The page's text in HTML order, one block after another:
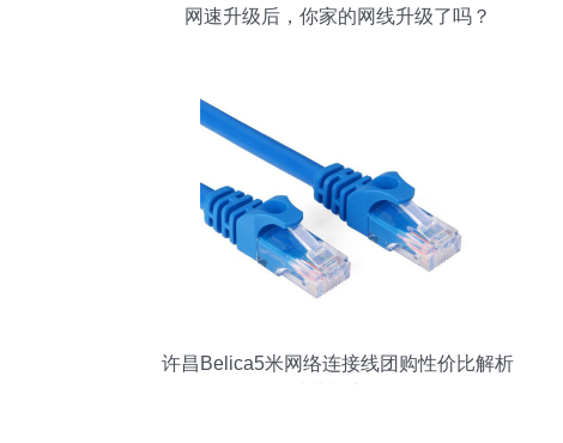
网速升级后，你家的网线升级了吗？
许昌Belica5米网络连接线团购性价比解析